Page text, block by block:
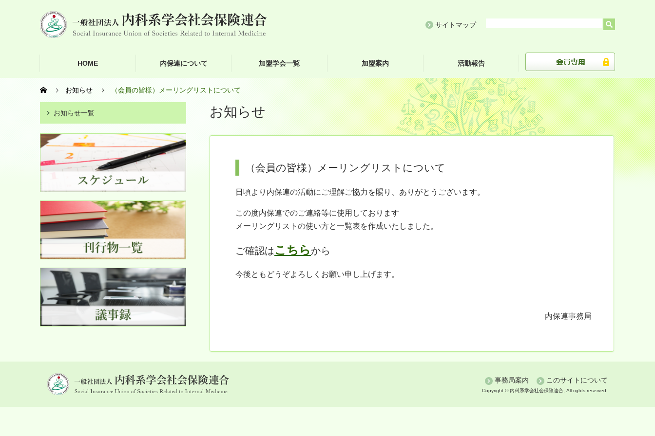
サイトマップ
HOME 内保連について 加盟学会一覧 加盟案内 活動報告
お知らせ （会員の皆様）メーリングリストについて
お知らせ
（会員の皆様）メーリングリストについて
日頃より内保連の活動にご理解ご協力を賜り、ありがとうございます。
この度内保連でのご連絡等に使用しております
メーリングリストの使い方と一覧表を作成いたしました。
ご確認はこちらから
今後ともどうぞよろしくお願い申し上げます。
内保連事務局
お知らせ一覧
事務局案内 このサイトについて
Copyright © 内科系学会社会保険連合, All rights reserved.